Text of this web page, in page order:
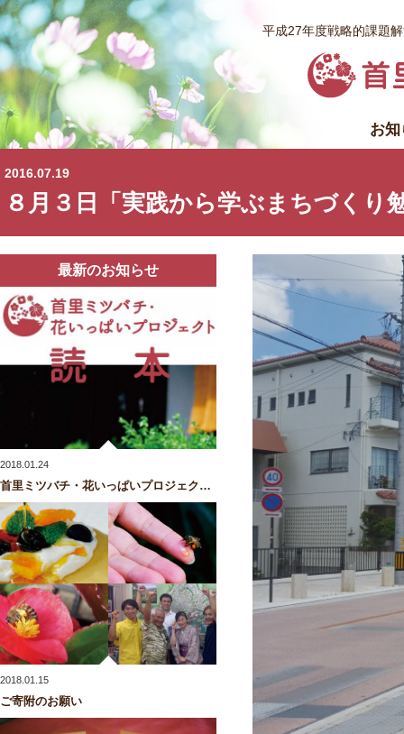
平成27年度戦略的課題
お
2016.07.19
８月３日「実践から学ぶまちづくり
最新のお知らせ
2018.01.24
首里ミツバチ・花いっぱいプロジェクト読本PDFを公開しました
2018.01.15
ご寄附のお願い